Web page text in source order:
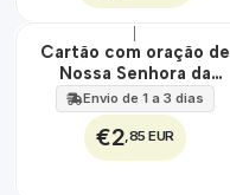
🇵🇹
100%
Cartão com oração de
Nossa Senhora da
Conceição
Envio de 1 a 3 dias
€2,85 EUR